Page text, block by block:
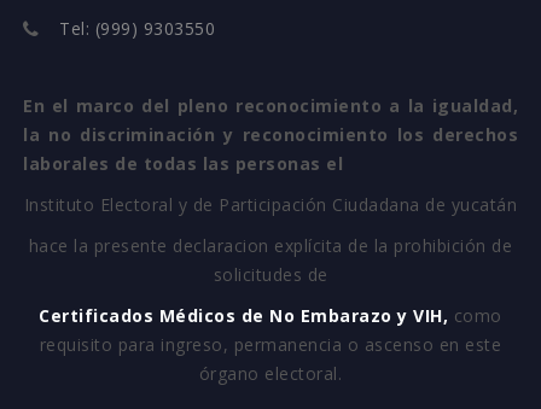
Tel: (999) 9303550
En el marco del pleno reconocimiento a la igualdad,
la no discriminación y reconocimiento los derechos
laborales de todas las personas el
Instituto Electoral y de Participación Ciudadana de yucatán
hace la presente declaracion explícita de la prohibición de
solicitudes de
Certificados Médicos de No Embarazo y VIH, como
requisito para ingreso, permanencia o ascenso en este
órgano electoral.